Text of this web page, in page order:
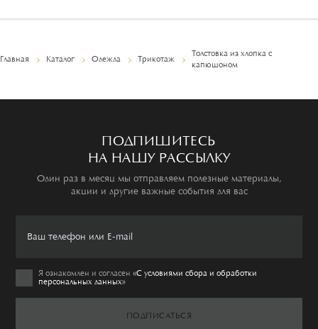
Главная Каталог Одежда Трикотаж
Толстовка из хлопка с
капюшоном
ПОДПИШИТЕСЬ
НА НАШУ РАССЫЛКУ
Один раз в месяц мы отправляем полезные материалы,
акции и другие важные события для вас
Я ознакомлен и согласен«C условиями сбора и обработки
персональных данных»
ПОДПИСАТЬСЯ